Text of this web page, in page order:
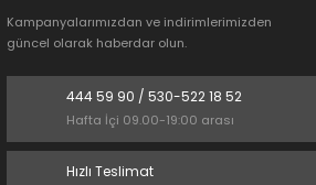
Kampanyalarımızdan ve indirimlerimizden
güncel olarak haberdar olun.
444 59 90 / 530-522 18 52
Hafta İçi 09.00-19:00 arası
Hızlı Teslimat